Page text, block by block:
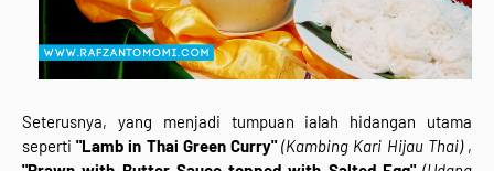
Seterusnya, yang menjadi tumpuan ialah hidangan utama
seperti"Lamb in Thai Green Curry"(Kambing Kari Hijau Thai),